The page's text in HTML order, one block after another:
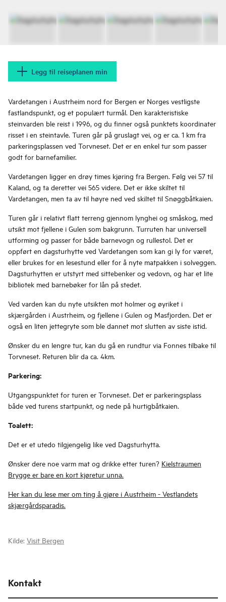
Legg til reiseplanen min
Vardetangen i Austrheim nord for Bergen er Norges vestligste
fastlandspunkt, og et populært turmål. Den karakteristiske
steinvarden ble reist i 1996, og du finner også punktets koordinater
risset i en steintavle. Turen går på gruslagt vei, og er ca. 1 km fra
parkeringsplassen ved Torvneset. Det er en enkel tur som passer
godt for barnefamilier.
Vardetangen ligger en drøy times kjøring fra Bergen. Følg vei 57 til
Kaland, og ta deretter vei 565 videre. Det er ikke skiltet til
Vardetangen, men ta av til høyre ned ved skiltet til Snøggbåtkaien.
Turen går i relativt flatt terreng gjennom lynghei og småskog, med
utsikt mot fjellene i Gulen som bakgrunn. Turruten har universell
utforming og passer for både barnevogn og rullestol. Det er
oppført en dagsturhytte ved Vardetangen som kan gi ly for været,
eller brukes for en lesestund eller for å nyte matpakken i solveggen.
Dagsturhytten er utstyrt med sittebenker og vedovn, og har et lite
bibliotek med barnebøker for lån på stedet.
Ved varden kan du nyte utsikten mot holmer og øyriket i
skjærgården i Austrheim, og fjellene i Gulen og Masfjorden. Det er
også en liten jettegryte som ble dannet mot slutten av siste istid.
Ønsker du en lengre tur, kan du gå en rundtur via Fonnes tilbake til
Torvneset. Returen blir da ca. 4km.
Parkering:
Utgangspunktet for turen er Torvneset. Det er parkeringsplass
både ved turens startpunkt, og nede på hurtigbåtkaien.
Toalett:
Det er et utedo tilgjengelig like ved Dagsturhytta.
Ønsker dere noe varm mat og drikke etter turen? Kielstraumen
Brygge er bare en kort kjøretur unna.
Her kan du lese mer om ting å gjøre i Austrheim - Vestlandets
skjærgårdsparadis.
Kilde: Visit Bergen
Kontakt